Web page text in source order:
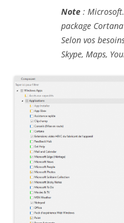
Note :
package Cortana
Selon vos
Skype, Maps,